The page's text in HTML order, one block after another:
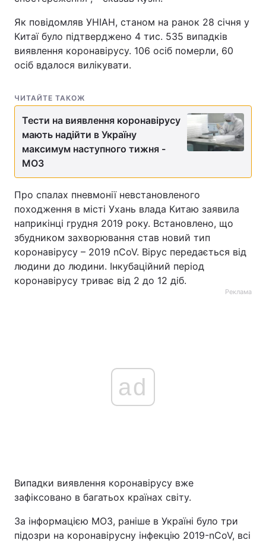
Як повідомляв УНІАН, станом на ранок 28 січня у
Китаї було підтверджено 4 тис. 535 випадків
виявлення коронавірусу. 106 осіб померли, 60
осіб вдалося вилікувати.
ЧИТАЙТЕ ТАКОЖ
Тести на виявлення коронавірусу
мають надійти в Україну
максимум наступного тижня -
МОЗ
Про спалах пневмонії невстановленого
походження в місті Ухань влада Китаю заявила
наприкінці грудня 2019 року. Встановлено, що
збудником захворювання став новий тип
коронавірусу – 2019 nCoV. Вірус передається від
людини до людини. Інкубаційний період
коронавірусу триває від 2 до 12 діб.
Реклама
ad
Випадки виявлення коронавірусу вже
зафіксовано в багатьох країнах світу.
За інформацією МОЗ, раніше в Україні було три
підозри на коронавірусну інфекцію 2019-nCoV, всі